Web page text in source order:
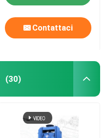
Contattaci
(30)